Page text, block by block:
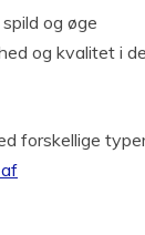
og øge
og kvalitet i
forskellige